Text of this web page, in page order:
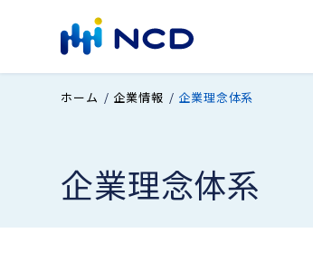
ホーム 企業情報 企業理念体系
企業理念体系